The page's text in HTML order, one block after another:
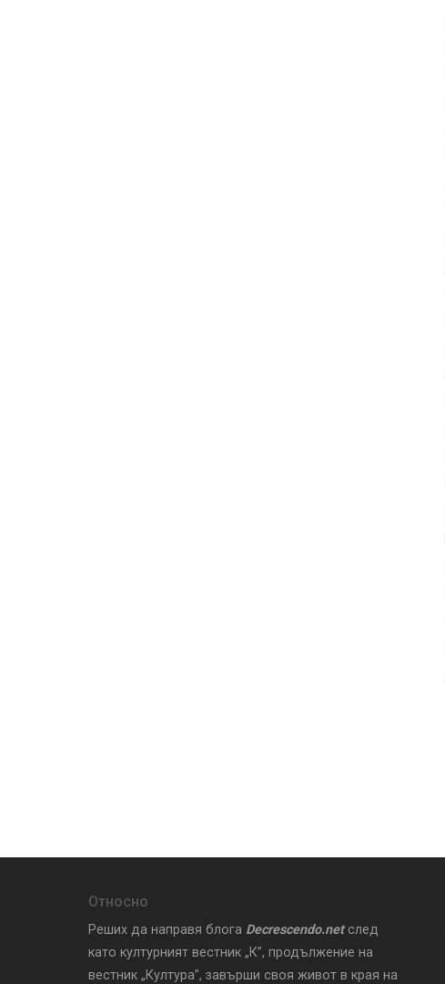
Относно
Реших да направя блога Decrescendo.net след
като културният вестник „К”, продължение на
вестник „Култура”, завърши своя живот в края на